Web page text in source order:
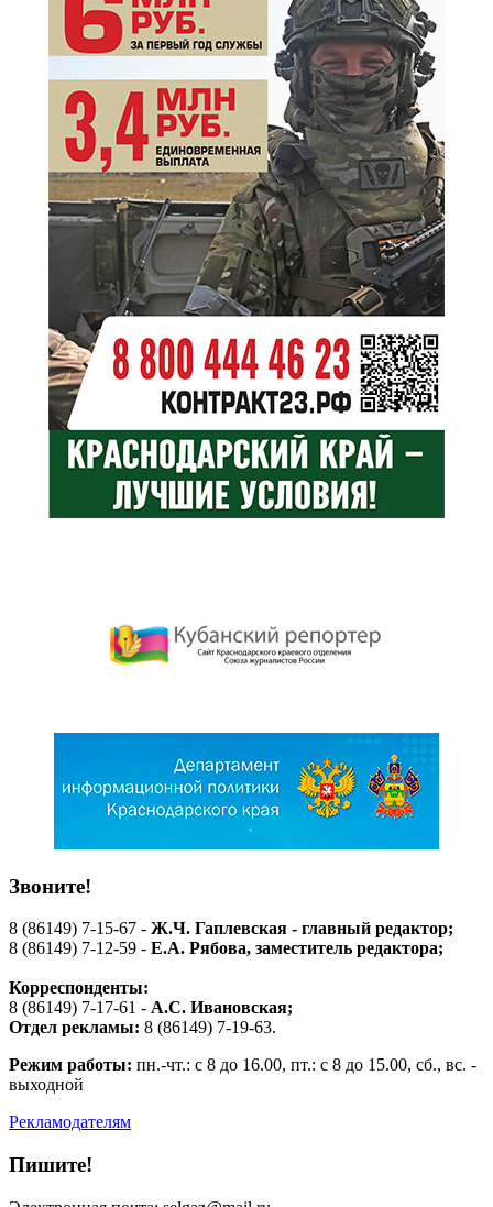
Звоните!
8 (86149) 7-15-67 - Ж.Ч. Гаплевская - главный редактор;
8 (86149) 7-12-59 - Е.А. Рябова, заместитель редактора;
Корреспонденты:
8 (86149) 7-17-61 - А.С. Ивановская;
Отдел рекламы: 8 (86149) 7-19-63.
Режим работы: пн.-чт.: с 8 до 16.00, пт.: с 8 до 15.00, сб., вс. -
выходной
Рекламодателям
Пишите!